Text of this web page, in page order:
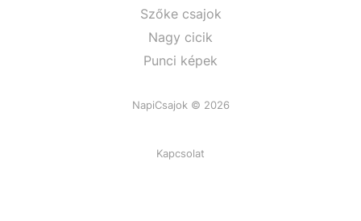
Szőke csajok
Nagy cicik
Punci képek
NapiCsajok © 2026
Kapcsolat